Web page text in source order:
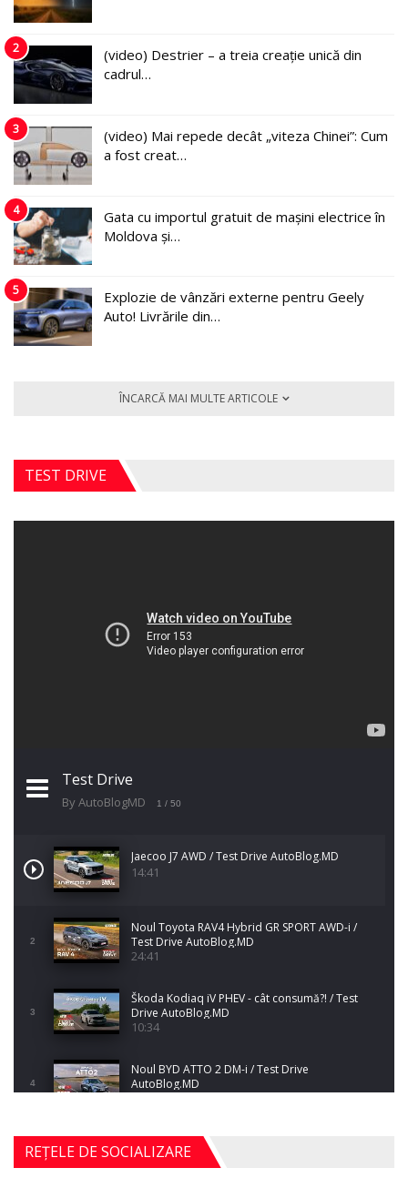
2
(video) Destrier – a treia creație unică din
cadrul…
3
(video) Mai repede decât „viteza Chinei”: Cum
a fost creat…
4
Gata cu importul gratuit de mașini electrice în
Moldova și…
5
Explozie de vânzări externe pentru Geely
Auto! Livrările din…
ÎNCARCĂ MAI MULTE ARTICOLE
TEST DRIVE
Test Drive
By AutoBlogMD 1 / 50
Jaecoo J7 AWD / Test Drive AutoBlog.MD
14:41
2
Noul Toyota RAV4 Hybrid GR SPORT AWD-i /
Test Drive AutoBlog.MD
24:41
3
Škoda Kodiaq iV PHEV - cât consumă?! / Test
Drive AutoBlog.MD
10:34
4
Noul BYD ATTO 2 DM-i / Test Drive
AutoBlog.MD
17:35
5
Noul Mercedes-Benz S-Class facelift (S 580
4MATIC V223) / Test Drive AutoBlog.MD
27:33
REȚELE DE SOCIALIZARE